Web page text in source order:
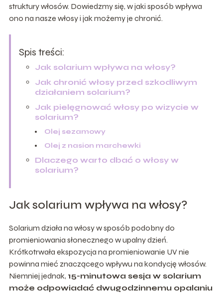
struktury włosów. Dowiedzmy się, w jaki sposób wpływa
ono na nasze włosy i jak możemy je chronić.
Spis treści:
Jak solarium wpływa na włosy?
Jak chronić włosy przed szkodliwym
działaniem solarium?
Jak pielęgnować włosy po wizycie w
solarium?
Olej sezamowy
Olej z nasion marchewki
Dlaczego warto dbać o włosy w
solarium?
Jak solarium wpływa na włosy?
Solarium działa na włosy w sposób podobny do
promieniowania słonecznego w upalny dzień.
Krótkotrwała ekspozycja na promieniowanie UV nie
powinna mieć znaczącego wpływu na kondycję włosów.
Niemniej jednak, 15-minutowa sesja w solarium
może odpowiadać dwugodzinnemu opalaniu